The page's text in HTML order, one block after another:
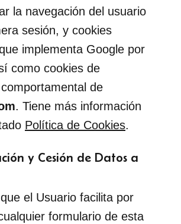
la navegación del usuario
sesión, y cookies
implementa Google por
como cookies de
de
. Tiene más información
Política de Cookies.
y Cesión de Datos a
el Usuario facilita por
formulario de esta